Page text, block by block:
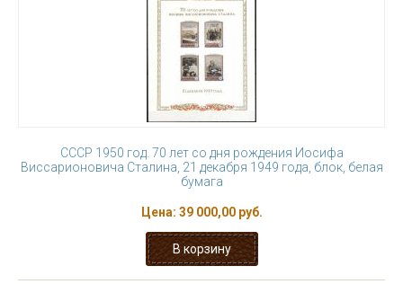
СССР 1950 год. 70 лет со дня рождения Иосифа
Виссарионовича Сталина, 21 декабря 1949 года, блок, белая
бумага
Цена: 39 000,00 руб.